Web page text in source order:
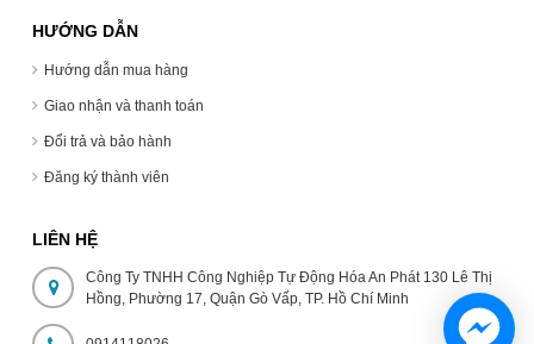
HƯỚNG DẪN
Hướng dẫn mua hàng
Giao nhận và thanh toán
Đổi trả và bảo hành
Đăng ký thành viên
LIÊN HỆ
Công Ty TNHH Công Nghiệp Tự Động Hóa An Phát 130 Lê Thị
Hồng, Phường 17, Quận Gò Vấp, TP. Hồ Chí Minh